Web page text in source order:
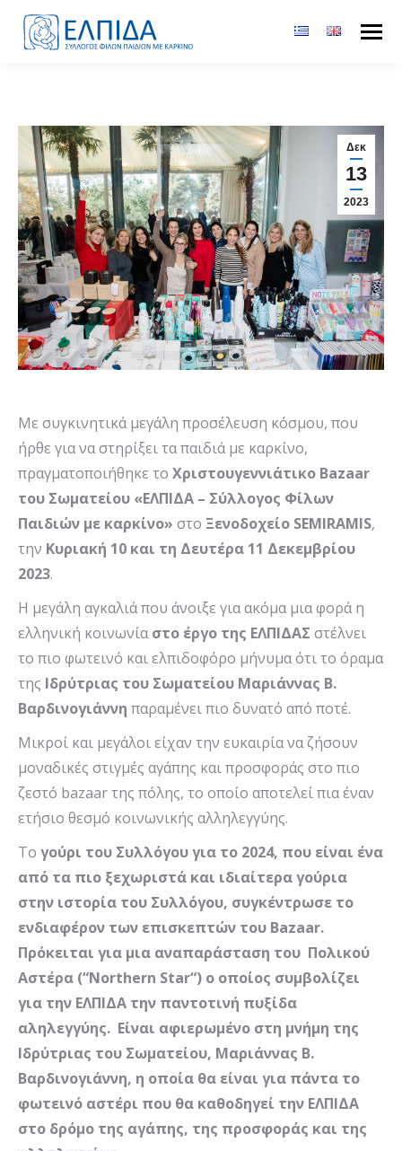
Δεκ
13
2023
Με συγκινητικά μεγάλη προσέλευση κόσμου, που
ήρθε για να στηρίξει τα παιδιά με καρκίνο,
πραγματοποιήθηκε το Χριστουγεννιάτικο Bazaar
του Σωματείου «ΕΛΠΙΔΑ – Σύλλογος Φίλων
Παιδιών με καρκίνο» στο Ξενοδοχείο SEMIRAMIS,
την Κυριακή 10 και τη Δευτέρα 11 Δεκεμβρίου
2023.
Η μεγάλη αγκαλιά που άνοιξε για ακόμα μια φορά η
ελληνική κοινωνίαστο έργο της ΕΛΠΙΔΑΣ στέλνει
το πιο φωτεινό και ελπιδοφόρο μήνυμα ότι το όραμα
της Ιδρύτριας του Σωματείου Μαριάννας Β.
Βαρδινογιάννη παραμένει πιο δυνατό από ποτέ.
Μικροί και μεγάλοι είχαν την ευκαιρία να ζήσουν
μοναδικές στιγμές αγάπης και προσφοράς στο πιο
ζεστό bazaar της πόλης, το οποίο αποτελεί πια έναν
ετήσιο θεσμό κοινωνικής αλληλεγγύης.
Το γούρι του Συλλόγου για το 2024, που είναι ένα
από τα πιο ξεχωριστά και ιδιαίτερα γούρια
στην ιστορία του Συλλόγου, συγκέντρωσε το
ενδιαφέρον των επισκεπτών του Bazaar.
Πρόκειται για μια αναπαράσταση του Πολικού
Αστέρα (“Northern Star“) ο οποίος συμβολίζει
για την ΕΛΠΙΔΑ την παντοτινή πυξίδα
αληλεγγύης. Είναι αφιερωμένο στη μνήμη της
Ιδρύτριας του Σωματείου, Μαριάννας Β.
Βαρδινογιάννη, η οποία θα είναι για πάντα το
φωτεινό αστέρι που θα καθοδηγεί την ΕΛΠΙΔΑ
στο δρόμο της αγάπης, της προσφοράς και της